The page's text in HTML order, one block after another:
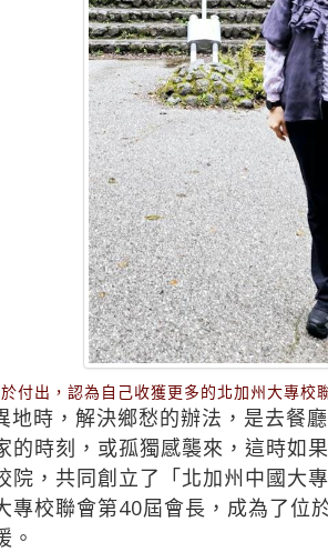
付出，認為自己收獲更多的北加州大專校
地時，解決鄉愁的辦法，是去
的時刻，或孤獨感襲來，這時如
院，共同創立了「北加州中國大
專校聯會第40屆會長，成為了
。